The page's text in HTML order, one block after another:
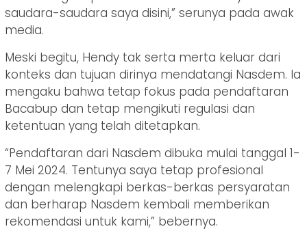
saudara-saudara saya disini,” serunya pada awak
media.
Meski begitu, Hendy tak serta merta keluar dari
konteks dan tujuan dirinya mendatangi Nasdem. Ia
mengaku bahwa tetap fokus pada pendaftaran
Bacabup dan tetap mengikuti regulasi dan
ketentuan yang telah ditetapkan.
“Pendaftaran dari Nasdem dibuka mulai tanggal 1-
7 Mei 2024. Tentunya saya tetap profesional
dengan melengkapi berkas-berkas persyaratan
dan berharap Nasdem kembali memberikan
rekomendasi untuk kami,” bebernya.